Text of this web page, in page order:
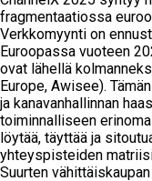
fragmentaatiossa
Verkkomyynti on
Euroopassa vuoteen
ovat lähellä
Europe, Awisee).
ja kanavanhallinnan
toiminnalliseen
löytää, täyttää ja
yhteyspisteiden
Suurten